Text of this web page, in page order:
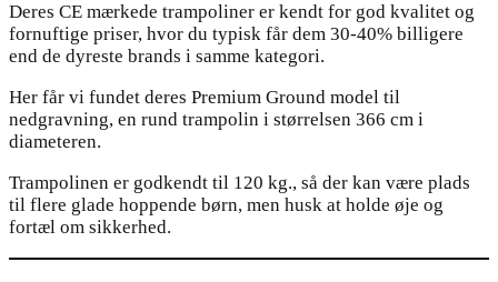
Deres CE mærkede trampoliner er kendt for god kvalitet og
fornuftige priser, hvor du typisk får dem 30-40% billigere
end de dyreste brands i samme kategori.
Her får vi fundet deres Premium Ground model til
nedgravning, en rund trampolin i størrelsen 366 cm i
diameteren.
Trampolinen er godkendt til 120 kg., så der kan være plads
til flere glade hoppende børn, men husk at holde øje og
fortæl om sikkerhed.